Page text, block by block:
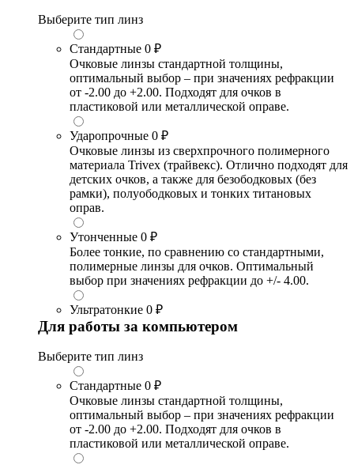
Выберите тип линз
Стандартные 0 ₽
Очковые линзы стандартной толщины,
оптимальный выбор – при значениях рефракции
от -2.00 до +2.00. Подходят для очков в
пластиковой или металлической оправе.
Ударопрочные 0 ₽
Очковые линзы из сверхпрочного полимерного
материала Trivex (трайвекс). Отлично подходят для
детских очков, а также для безободковых (без
рамки), полуободковых и тонких титановых
оправ.
Утонченные 0 ₽
Более тонкие, по сравнению со стандартными,
полимерные линзы для очков. Оптимальный
выбор при значениях рефракции до +/- 4.00.
Ультратонкие 0 ₽
Для работы за компьютером
Выберите тип линз
Стандартные 0 ₽
Очковые линзы стандартной толщины,
оптимальный выбор – при значениях рефракции
от -2.00 до +2.00. Подходят для очков в
пластиковой или металлической оправе.